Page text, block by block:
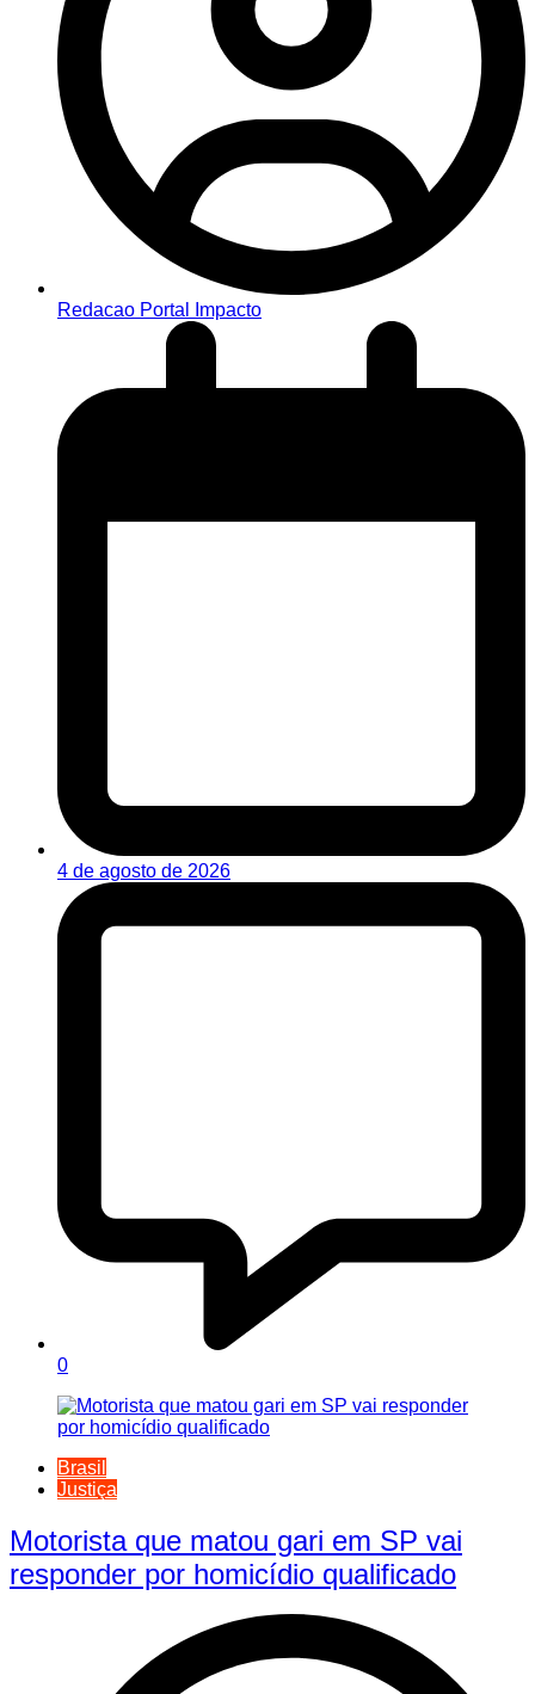
Redacao Portal Impacto
4 de agosto de 2026
0
Brasil
Justiça
Motorista que matou gari em SP vai
responder por homicídio qualificado